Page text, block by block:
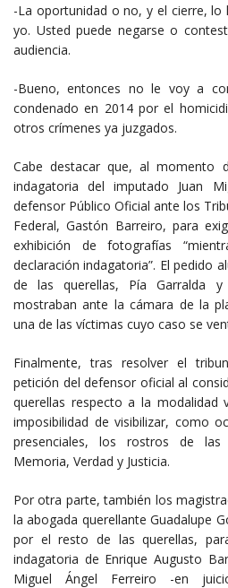
-La oportunidad o no, y el cierre, lo
yo. Usted puede negarse o
audiencia.
-Bueno, entonces no le voy a
condenado en 2014 por el
otros crímenes ya juzgados.
Cabe destacar que, al momento
indagatoria del imputado Juan
defensor Público Oficial ante los
Federal, Gastón Barreiro, para
exhibición de fotografías
declaración indagatoria”. El pedido
de las querellas, Pía Garralda
mostraban ante la cámara de la
una de las víctimas cuyo caso se
Finalmente, tras resolver el
petición del defensor oficial al
querellas respecto a la
imposibilidad de visibilizar, como
presenciales, los rostros de
Memoria, Verdad y Justicia.
Por otra parte, también los
la abogada querellante Guadalupe
por el resto de las querellas,
indagatoria de Enrique Augusto
Miguel Ángel Ferreiro -en